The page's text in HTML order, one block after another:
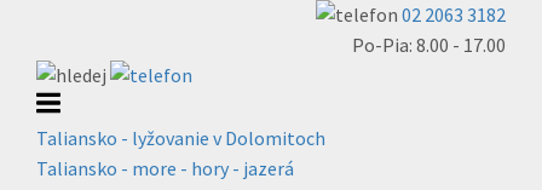
02 2063 3182
Po-Pia: 8.00 - 17.00
Taliansko - lyžovanie v Dolomitoch
Taliansko - more - hory - jazerá